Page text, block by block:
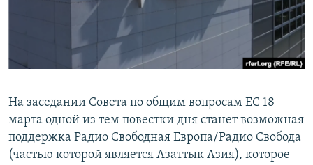
На заседании Совета по общим вопросам ЕС 18
марта одной из тем повестки дня станет возможная
поддержка Радио Свободная Европа/Радио Свобода
(частью которой является Азаттык Азия), которое